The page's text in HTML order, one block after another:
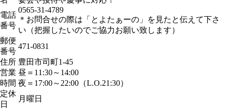
電話
番号
0565-31-4789
＊お問合せの際は「とよたぁーの」を見たと伝えて下さ
い（把握したいのでご協力お願い致します）
郵便
番号
471-0831
住所 豊田市司町1-45
営業
時間
昼＝11:30～14:00
夜＝17:00～22:00（L.O.21:30）
定休
日
月曜日